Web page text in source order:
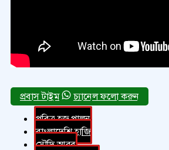
চ্যানেল ফলো করুন
পবিত্র হজ পালন
বাংলাদেশি হাজি
সৌদি আরব